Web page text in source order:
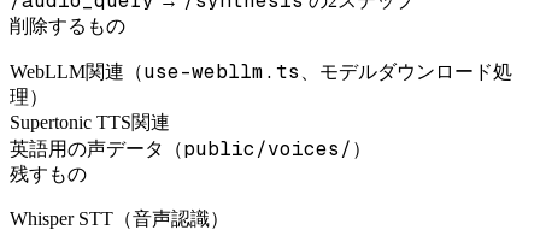
削除するもの
WebLLM関連（use-webllm.ts
、モデルダウンロード処
理）
Supertonic TTS関連
英語用の声データ（public/voices/ ）
残すもの
Whisper STT（音声認識）